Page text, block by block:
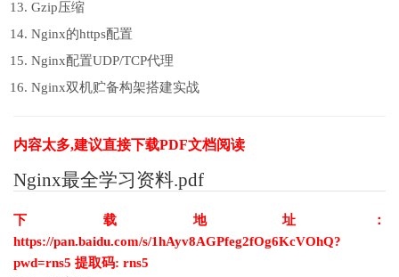
Gzip压缩
Nginx的https配置
Nginx配置UDP/TCP代理
Nginx双机贮备构架搭建实战
内容太多,建议直接下载PDF文档阅读
Nginx最全学习资料.pdf
下载地址：
https://pan.baidu.com/s/1hAyv8AGPfeg2fOg6KcVOhQ?
pwd=rns5 提取码: rns5